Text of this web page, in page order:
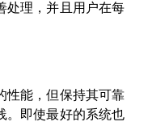
处理，并且用户在每
性能，但保持其可靠
。即使最好的系统也